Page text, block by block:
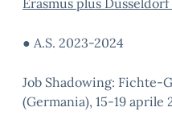
Erasmus plus
● A.S. 2023-2024
Job Shadowing: Fichte-
(Germania), 15-19 aprile